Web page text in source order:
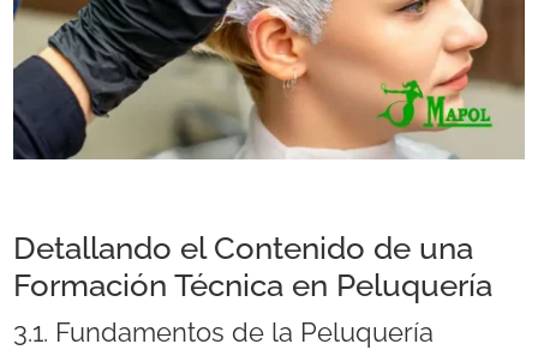
Detallando el Contenido de una
Formación Técnica en Peluquería
3.1. Fundamentos de la Peluquería